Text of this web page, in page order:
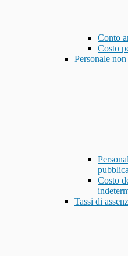
Conto
Costo
Personale
Costo
Tassi di